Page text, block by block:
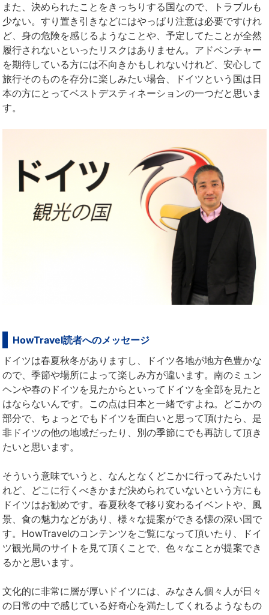
また、決められたことをきっちりする国なので、トラブルも
少ない。すり置き引きなどにはやっぱり注意は必要ですけれ
ど、身の危険を感じるようなことや、予定してたことが全然
履行されないといったリスクはありません。アドベンチャー
を期待している方には不向きかもしれないけれど、安心して
旅行そのものを存分に楽しみたい場合、ドイツという国は日
本の方にとってベストデスティネーションの一つだと思いま
す。
HowTravel読者へのメッセージ
ドイツは春夏秋冬がありますし、ドイツ各地が地方色豊かな
ので、季節や場所によって楽しみ方が違います。南のミュン
ヘンや春のドイツを見たからといってドイツを全部を見たと
はならないんです。この点は日本と一緒ですよね。どこかの
部分で、ちょっとでもドイツを面白いと思って頂けたら、是
非ドイツの他の地域だったり、別の季節にでも再訪して頂き
たいと思います。
そういう意味でいうと、なんとなくどこかに行ってみたいけ
れど、どこに行くべきかまだ決められていないという方にも
ドイツはお勧めです。春夏秋冬で移り変わるイベントや、風
景、食の魅力などがあり、様々な提案ができる懐の深い国で
す。HowTravelのコンテンツをご覧になって頂いたり、ドイ
ツ観光局のサイトを見て頂くことで、色々なことが提案でき
るかと思います。
文化的に非常に層が厚いドイツには、みなさん個々人が日々
の日常の中で感じている好奇心を満たしてくれるようなもの